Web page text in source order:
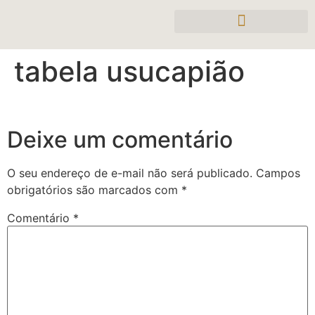
tabela usucapião
Deixe um comentário
O seu endereço de e-mail não será publicado. Campos
obrigatórios são marcados com *
Comentário *